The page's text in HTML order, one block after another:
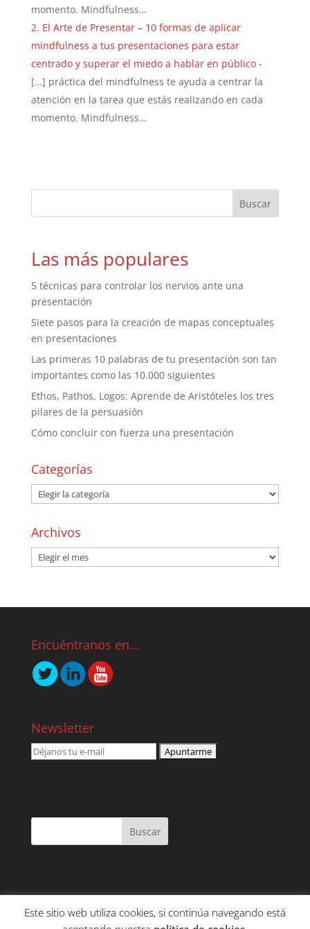
momento. Mindfulness…
El Arte de Presentar – 10 formas de aplicar
mindfulness a tus presentaciones para estar
centrado y superar el miedo a hablar en público-
[…] práctica del mindfulness te ayuda a centrar la
atención en la tarea que estás realizando en cada
momento. Mindfulness…
Las más populares
5 técnicas para controlar los nervios ante una
presentación
Siete pasos para la creación de mapas conceptuales
en presentaciones
Las primeras 10 palabras de tu presentación son tan
importantes como las 10.000 siguientes
Ethos, Pathos, Logos: Aprende de Aristóteles los tres
pilares de la persuasión
Cómo concluir con fuerza una presentación
Categorías
Archivos
Encuéntranos en…
Newsletter
SERVICIOS CONTENIDO
Este sitio web utiliza cookies, si continúa navegando está